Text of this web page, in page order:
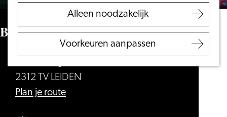
Alleen noodzakelijk
Voorkeuren aanpassen
VVV Leiden
Bereikbaarheid
Regio Leiden
BplusC locatie Muziekhuis/Qbus
2312 TV LEIDEN
Plan je routenaar